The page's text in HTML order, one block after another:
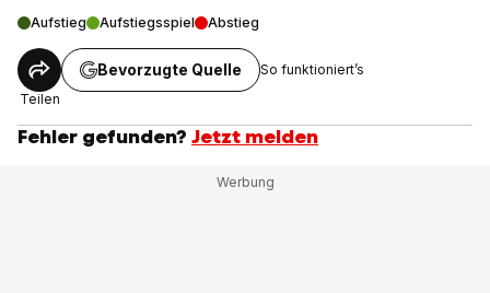
Aufstieg Aufstiegsspiel Abstieg
Teilen
Bevorzugte Quelle So funktioniert’s
Fehler gefunden? Jetzt melden